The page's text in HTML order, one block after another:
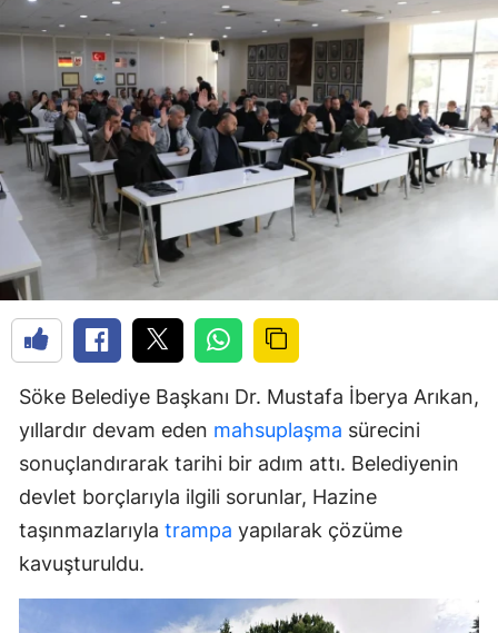
Söke Belediye Başkanı Dr. Mustafa İberya Arıkan,
yıllardır devam eden mahsuplaşma sürecini
sonuçlandırarak tarihi bir adım attı. Belediyenin
devlet borçlarıyla ilgili sorunlar, Hazine
taşınmazlarıyla trampa yapılarak çözüme
kavuşturuldu.